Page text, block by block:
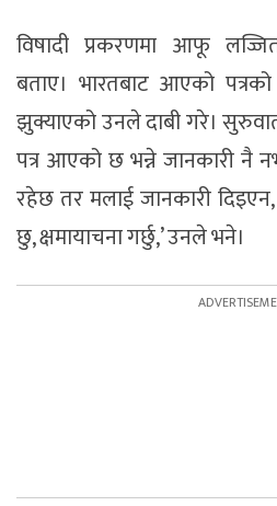
विषादी प्रकरणमा आफू
बताए। भारतबाट आएको
झुक्याएको उनले दाबी गरे।
पत्र आएको छ भन्ने जानकारी नै
रहेछ तर मलाई जानकारी
छु, क्षमायाचना गर्छु,’ उनले भने।